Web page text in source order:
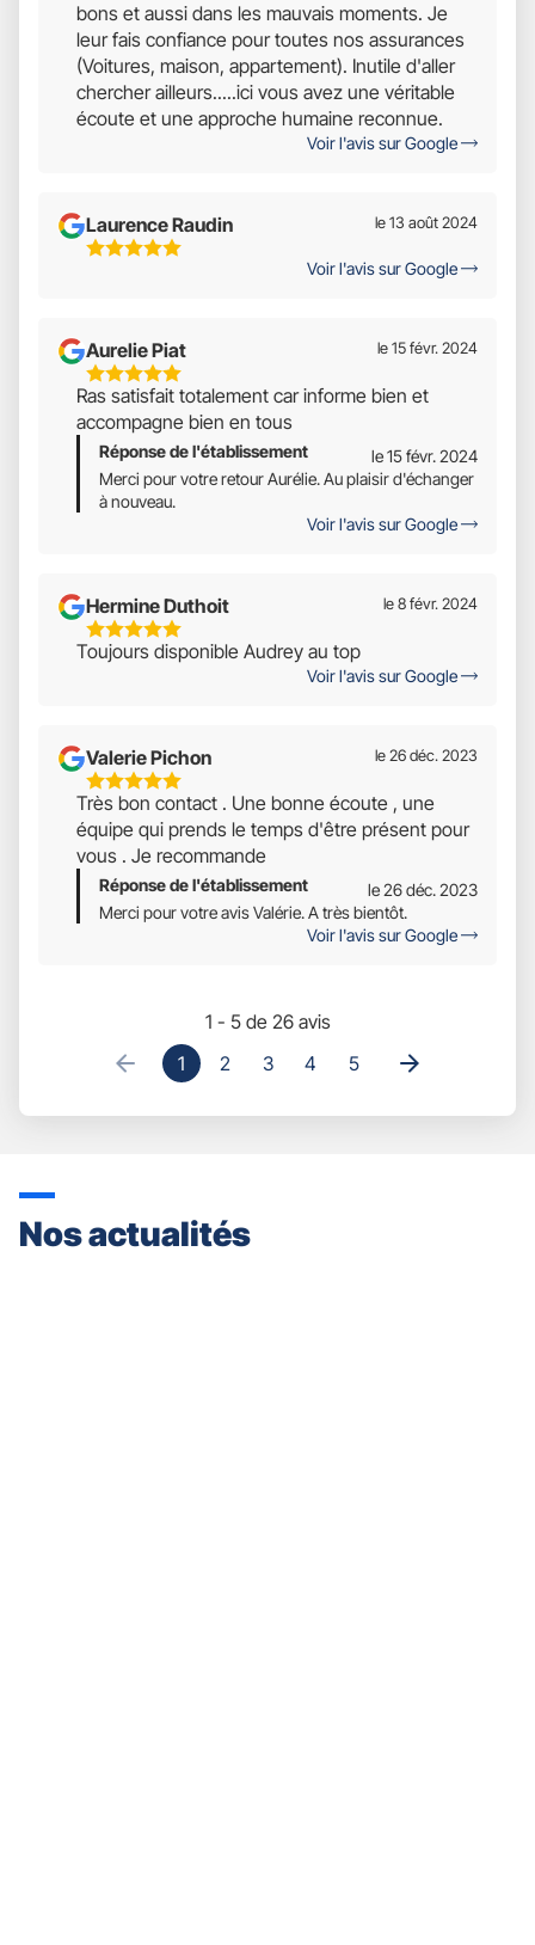
bons et aussi dans les mauvais moments. Je
leur fais confiance pour toutes nos assurances
(Voitures, maison, appartement). Inutile d'aller
chercher ailleurs.....ici vous avez une véritable
écoute et une approche humaine reconnue.
Voir l'avis sur Google
Laurence Raudin
5
le 13 août 2024
Voir l'avis sur Google
Aurelie Piat
5
Étoiles
Sur
le 15 févr. 2024
Ras satisfait totalement car informe bien et
accompagne bien en tous
Réponse de l'établissement
le 15 févr. 2024
Merci pour votre retour Aurélie. Au plaisir d'échanger
à nouveau.
Voir l'avis sur Google
Hermine Duthoit
5
Étoiles
le 8 févr. 2024
Toujours disponible Audrey au top
Voir l'avis sur Google
Valerie Pichon
5
Étoiles
Sur
5
le 26 déc. 2023
Très bon contact . Une bonne écoute , une
équipe qui prends le temps d'être présent pour
vous . Je recommande
Réponse de l'établissement
le 26 déc. 2023
Merci pour votre avis Valérie. A très bientôt.
Voir l'avis sur Google
1 - 5 de 26 avis
1
2 3 4 5
Nos actualités